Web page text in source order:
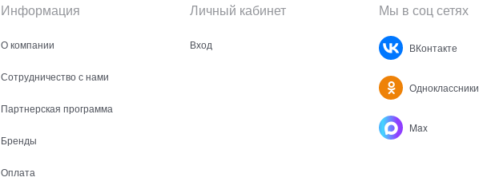
Информация
О компании
Сотрудничество с нами
Партнерская программа
Бренды
Оплата
Личный кабинет
Вход
Мы в соц сетях
ВКонтакте
Одноклассники
Max